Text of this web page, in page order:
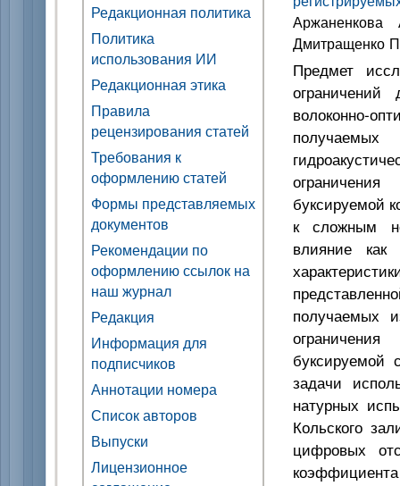
Редакционная политика
Политика
использования ИИ
Редакционная этика
Правила
рецензирования статей
Требования к
оформлению статей
Формы представляемых
документов
Рекомендации по
оформлению ссылок на
наш журнал
Редакция
Информация для
подписчиков
Аннотации номера
Список авторов
Выпуски
Лицензионное
Дмитращенко
Предмет
ограничений
волоконно-
буксируемой
к сложным
влияние как
получаемых
буксируемой
задачи
натурных
Кольского
цифровых